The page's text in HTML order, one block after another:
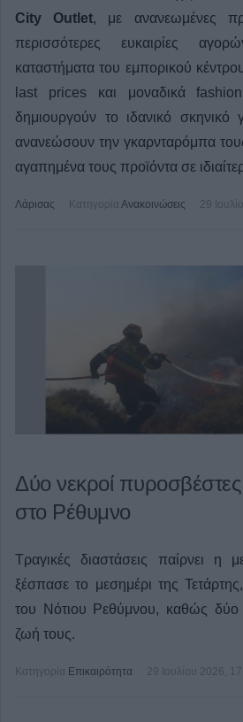
City Outlet, με ανανεωμένες
περισσότερες ευκαιρίες
καταστήματα του εμπορικού
last prices και μοναδικά
δημιουργούν το ιδανικό
ανανεώσουν την γκαρνταρόμπα
αγαπημένα τους προϊόντα σε
Λάρισας Κατηγορία Ανακοινώσεις 29
Δύο νεκροί
στο Ρέθυμνο
Τραγικές διαστάσεις παίρνει η
ξέσπασε το μεσημέρι της
του Νότιου Ρεθύμνου, καθώς
ζωή τους.
Κατηγορία Επικαιρότητα 29 Ιουλίου 2026,